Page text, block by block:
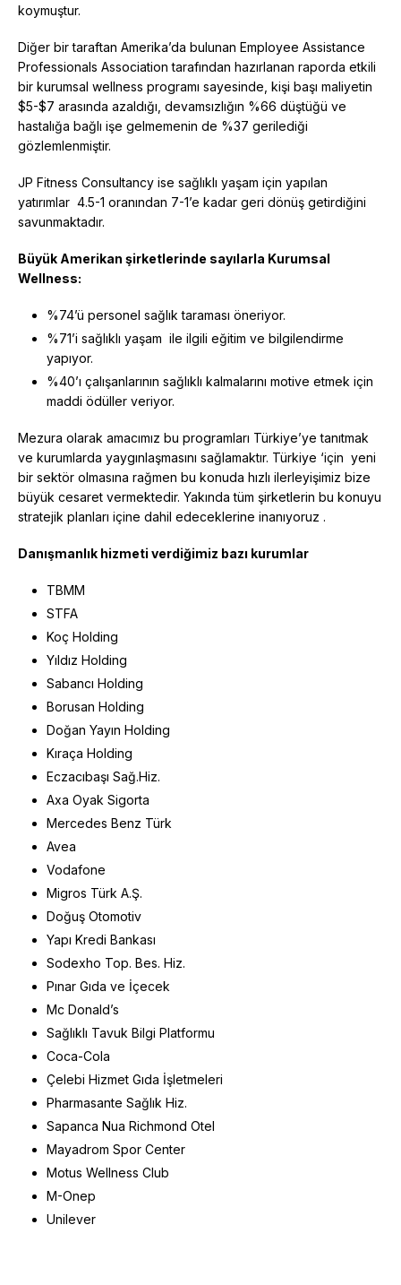
koymuştur.
Diğer bir taraftan Amerika’da bulunan Employee Assistance
Professionals Association tarafından hazırlanan raporda etkili
bir kurumsal wellness programı sayesinde, kişi başı maliyetin
$5-$7 arasında azaldığı, devamsızlığın %66 düştüğü ve
hastalığa bağlı işe gelmemenin de %37 gerilediği
gözlemlenmiştir.
JP Fitness Consultancy ise sağlıklı yaşam için yapılan
yatırımlar 4.5-1 oranından 7-1’e kadar geri dönüş getirdiğini
savunmaktadır.
Büyük Amerikan şirketlerinde sayılarla Kurumsal
Wellness:
%74’ü personel sağlık taraması öneriyor.
%71’i sağlıklı yaşam ile ilgili eğitim ve bilgilendirme
yapıyor.
%40’ı çalışanlarının sağlıklı kalmalarını motive etmek için
maddi ödüller veriyor.
Mezura olarak amacımız bu programları Türkiye’ye tanıtmak
ve kurumlarda yaygınlaşmasını sağlamaktır. Türkiye ‘için yeni
bir sektör olmasına rağmen bu konuda hızlı ilerleyişimiz bize
büyük cesaret vermektedir. Yakında tüm şirketlerin bu konuyu
stratejik planları içine dahil edeceklerine inanıyoruz .
Danışmanlık hizmeti verdiğimiz bazı kurumlar
TBMM
STFA
Koç Holding
Yıldız Holding
Sabancı Holding
Borusan Holding
Doğan Yayın Holding
Kıraça Holding
Eczacıbaşı Sağ.Hiz.
Axa Oyak Sigorta
Mercedes Benz Türk
Avea
Vodafone
Migros Türk A.Ş.
Doğuş Otomotiv
Yapı Kredi Bankası
Sodexho Top. Bes. Hiz.
Pınar Gıda ve İçecek
Mc Donald’s
Sağlıklı Tavuk Bilgi Platformu
Coca-Cola
Çelebi Hizmet Gıda İşletmeleri
Pharmasante Sağlık Hiz.
Sapanca Nua Richmond Otel
Mayadrom Spor Center
Motus Wellness Club
M-Onep
Unilever